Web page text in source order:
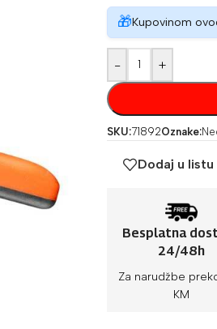
🎁Kupovinom
- +
SKU:71892Oznake:
Dodaj u listu
Besplatna
24/48h
Za narudžbe
KM